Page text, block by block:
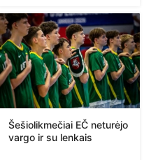
Šešiolikmečiai EČ neturėjo
vargo ir su lenkais